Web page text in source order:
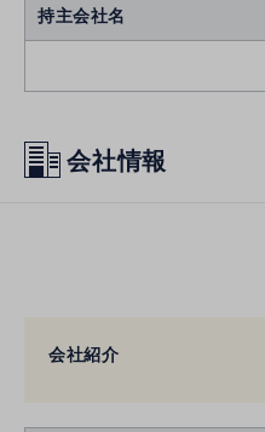
持主会社名
会社情報
会社紹介